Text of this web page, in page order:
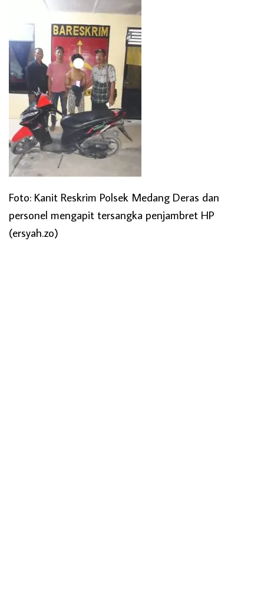
Foto: Kanit Reskrim Polsek Medang Deras dan
personel mengapit tersangka penjambret HP
(ersyah.zo)